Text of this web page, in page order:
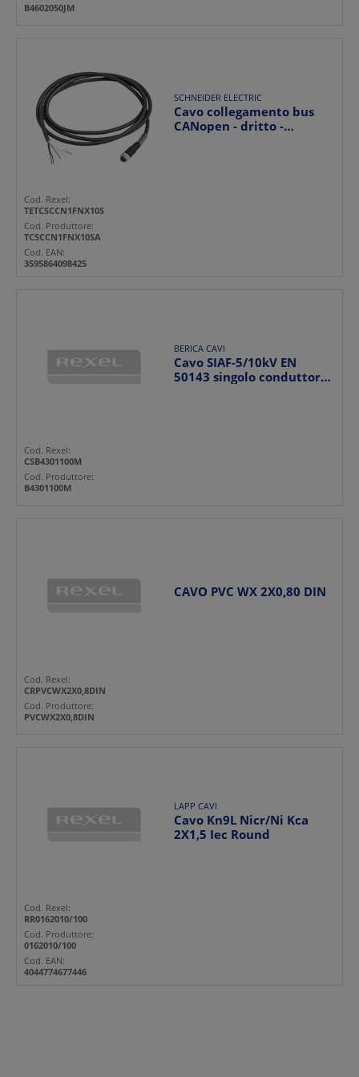
B4602050JM
SCHNEIDER ELECTRIC
Cavo collegamento bus
CANopen - dritto -
Cod. Rexel:
TETCSCCN1FNX10S
Cod. Produttore:
TCSCCN1FNX10SA
Cod. EAN:
3595864098425
BERICA CAVI
Cavo SIAF-5/10kV EN
50143 singolo conduttore
Cod. Rexel:
CSB4301100M
Cod. Produttore:
B4301100M
CAVO PVC WX 2X0,80 DIN
Cod. Rexel:
CRPVCWX2X0,8DIN
Cod. Produttore:
PVCWX2X0,8DIN
LAPP CAVI
Cavo Kn9L Nicr/Ni Kca
2X1,5 Iec Round
Cod. Rexel:
RR0162010/100
Cod. Produttore:
0162010/100
Cod. EAN:
4044774677446